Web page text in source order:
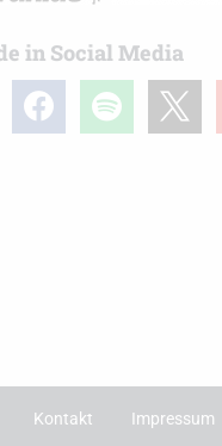
in Social Media
facebookspotify
Kontakt Impressum